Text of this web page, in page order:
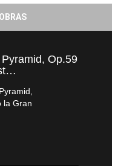
Op.59